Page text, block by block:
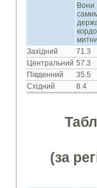
Західний
71.3
Центральний 57.3
Південний
35.5
Східний
8.4
(за